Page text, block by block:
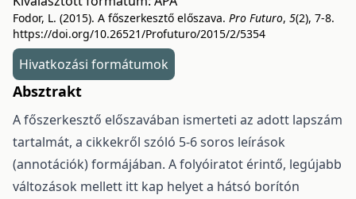
Fodor, L. (2015). A főszerkesztő előszava. Pro Futuro, 5(2), 7-8.
https://doi.org/10.26521/Profuturo/2015/2/5354
Hivatkozási formátumok
Absztrakt
A főszerkesztő előszavában ismerteti az adott lapszám
tartalmát, a cikkekről szóló 5-6 soros leírások
(annotációk) formájában. A folyóiratot érintő, legújabb
változások mellett itt kap helyet a hátsó borítón